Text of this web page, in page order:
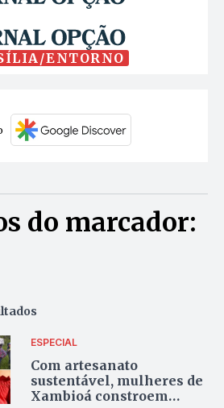
ENTORNO
do marcador:
ESPECIAL
Com artesanato
sustentável, mulheres de
Xambioá constroem